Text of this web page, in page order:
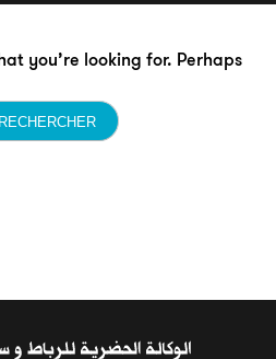
you’re looking for. Perhaps